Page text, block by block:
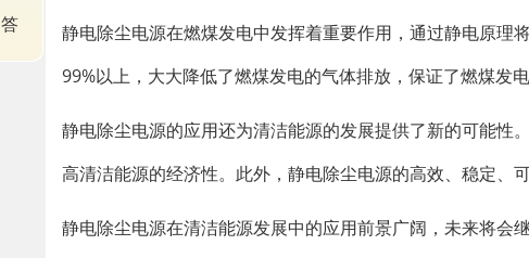
静电除尘电源在燃煤发电中发挥着重要作用，通过静电原理
99%以上，大大降低了燃煤发电的气体排放，保证了燃煤发电
静电除尘电源的应用还为清洁能源的发展提供了新的可能性
高清洁能源的经济性。此外，静电除尘电源的高效、稳定、
静电除尘电源在清洁能源发展中的应用前景广阔，未来将会